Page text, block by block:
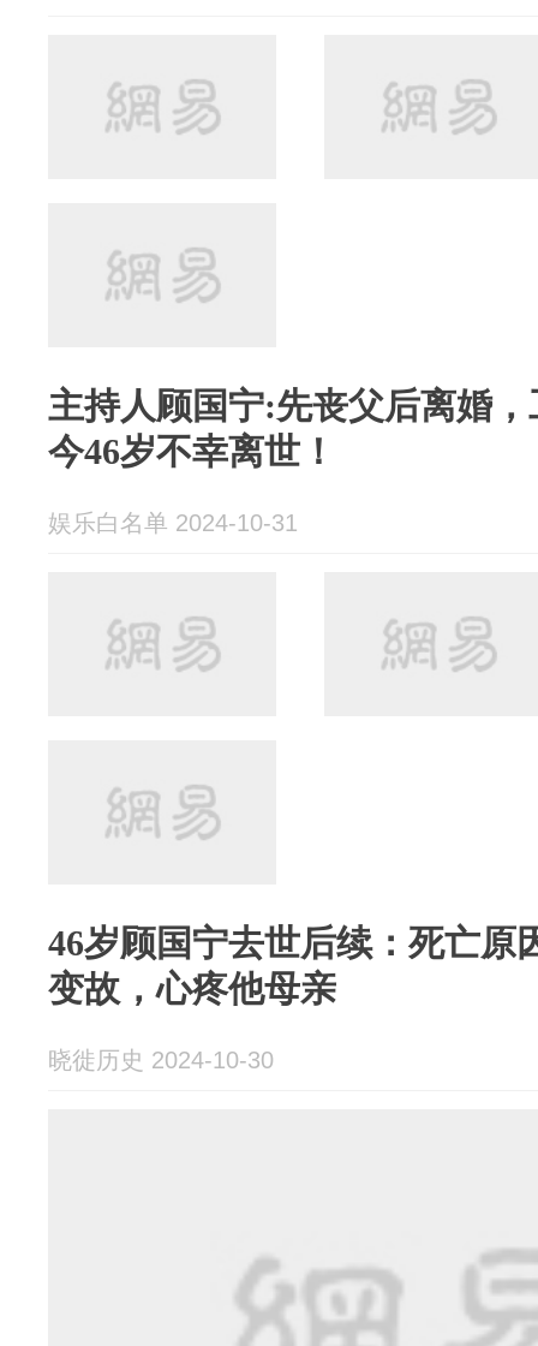
主持人顾国宁:先丧父后离婚
今46岁不幸离世！
娱乐白名单 2024-10-31
46岁顾国宁去世后续：死亡原
变故，心疼他母亲
晓徙历史 2024-10-30